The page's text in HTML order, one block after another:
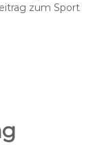
zum Sport